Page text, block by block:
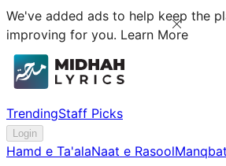
We've added ads to help keep the
improving for you. Learn More
TrendingStaff Picks
Login
Hamd e Ta'alaNaat e RasoolManqbat